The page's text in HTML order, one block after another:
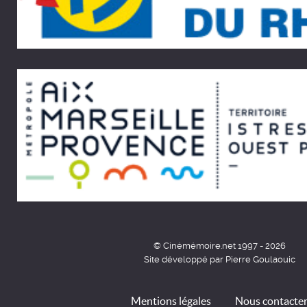
© Cinémémoire.net 1997 - 2026
Site développé par Pierre Goulaouic
Mentions légales Nous contacter